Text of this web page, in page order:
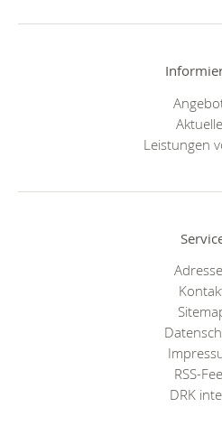
Leistungen
RSS-
DRK